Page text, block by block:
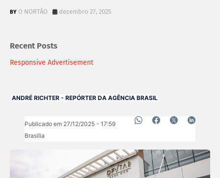
O NORTÃO dezembro 27, 2025
Recent Posts
Responsive Advertisement
ANDRÉ RICHTER - REPÓRTER DA AGÊNCIA BRASIL
Publicado em 27/12/2025 - 17:59
Brasília